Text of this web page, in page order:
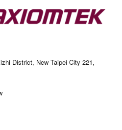
District, New Taipei City 221,